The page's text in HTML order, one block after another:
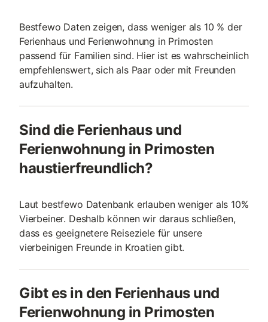
Bestfewo Daten zeigen, dass weniger als 10 % der
Ferienhaus und Ferienwohnung in Primosten
passend für Familien sind. Hier ist es wahrscheinlich
empfehlenswert, sich als Paar oder mit Freunden
aufzuhalten.
Sind die Ferienhaus und
Ferienwohnung in Primosten
haustierfreundlich?
Laut bestfewo Datenbank erlauben weniger als 10%
Vierbeiner. Deshalb können wir daraus schließen,
dass es geeignetere Reiseziele für unsere
vierbeinigen Freunde in Kroatien gibt.
Gibt es in den Ferienhaus und
Ferienwohnung in Primosten